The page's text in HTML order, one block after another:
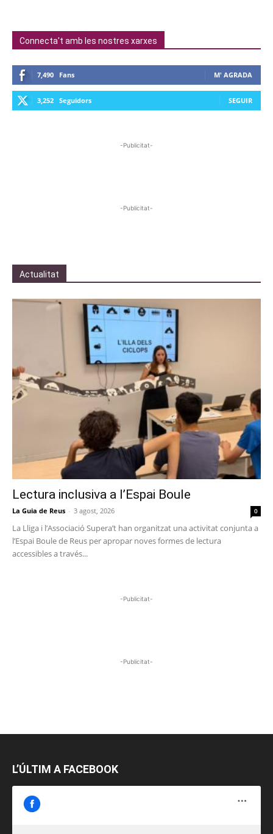
Connecta't amb les nostres xarxes
7,490 Fans M' AGRADA
3,252 Seguidors SEGUIR
-Publicitat-
-Publicitat-
Actualitat
Lectura inclusiva a l’Espai Boule
La Guia de Reus - 3 agost, 2026 0
La Lliga i l’Associació Supera’t han organitzat una activitat conjunta a
l’Espai Boule de Reus per apropar noves formes de lectura
accessibles a través...
-Publicitat-
-Publicitat-
L’ÚLTIM A FACEBOOK